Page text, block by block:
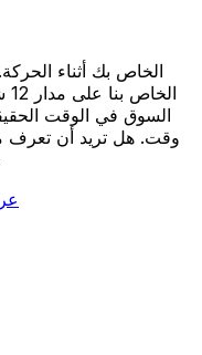
السوق في الوقت
وقت. هل تريد أن تعرف